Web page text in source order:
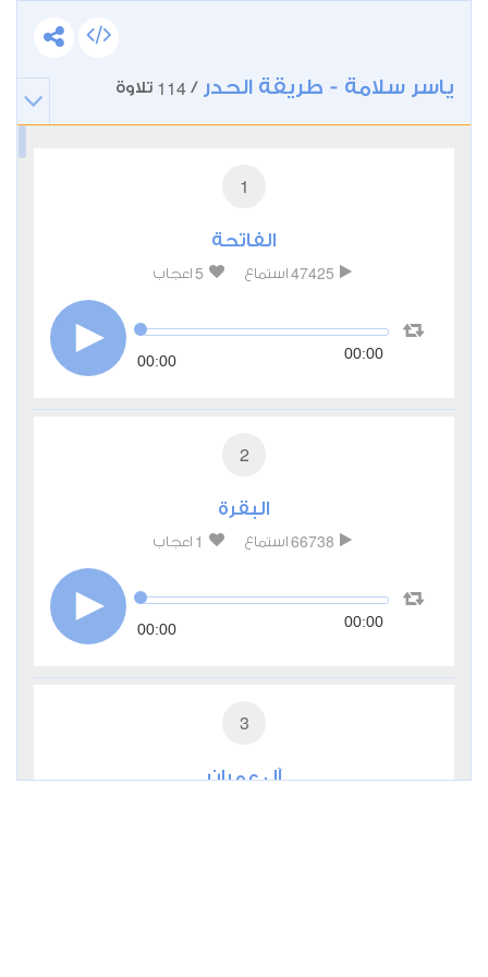
ياسر سلامة - طريقة الحدر /
114 تلاوة
1
الفاتحة
47425 استماع 5 اعجاب
00:00 00:00
2
البقرة
66738 استماع 1 اعجاب
00:00 00:00
3
آل عمران